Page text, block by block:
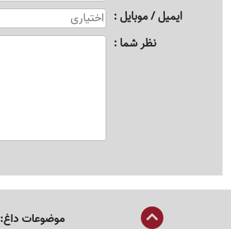
ایمیل / موبایل
نظر شما
موضوعات داغ: